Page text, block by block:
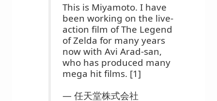
This is Miyamoto. I have
been working on the live-
action film of The Legend
of Zelda for many years
now with Avi Arad-san,
who has produced many
mega hit films. [1]
— 任天堂株式会社